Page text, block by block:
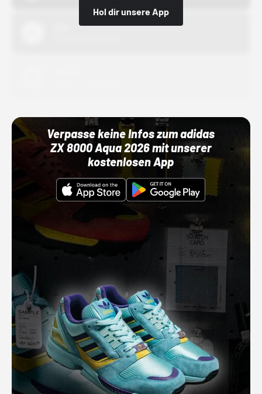
Hol dir unsere App
Verpasse keine Infos zum adidas
ZX 8000 Aqua 2026 mit unserer
kostenlosen App